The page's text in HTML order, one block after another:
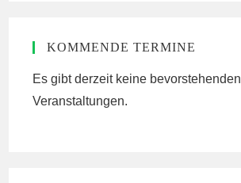
KOMMENDE TERMINE
Es gibt derzeit keine bevorstehenden
Veranstaltungen.